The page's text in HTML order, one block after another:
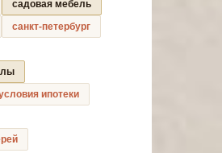
садовая мебель
санкт-петербург
ипотеки